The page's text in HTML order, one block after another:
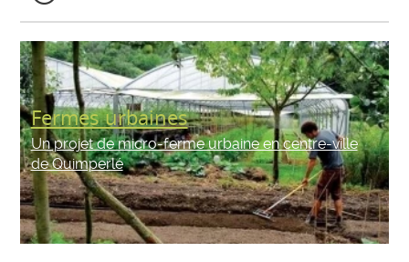
Un projet de micro-ferme urbaine en centre-ville
de Quimperlé
Fermes urbaines